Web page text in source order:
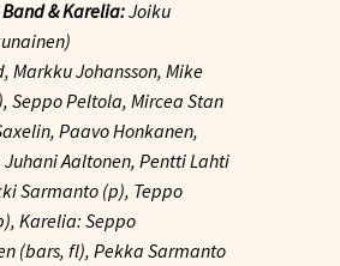
& Karelia:Joiku
Markku Johansson, Mike
Seppo Peltola, Mircea Stan
Paavo Honkanen,
Juhani Aaltonen, Pentti Lahti
Sarmanto (p), Teppo
Karelia: Seppo
(bars, fl), Pekka Sarmanto